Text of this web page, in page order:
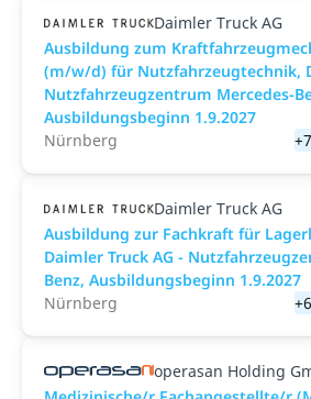
Daimler Truck AG
Ausbildung zum
(m/w/d) für Nutzfahrzeugtechnik,
Nutzfahrzeugzentrum Mercedes-
Ausbildungsbeginn 1.9.2027
Nürnberg
Daimler Truck AG
Ausbildung zur Fachkraft für
Daimler Truck AG -
Benz, Ausbildungsbeginn 1.9.2027
Nürnberg
operasan Holding